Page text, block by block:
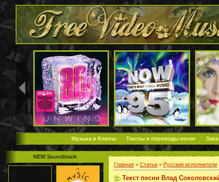
Музыка и Клипы Тексты и переводы песен
NEW Soundtrack
Главная » Статьи » Русские исполнители
Текст песни Влад